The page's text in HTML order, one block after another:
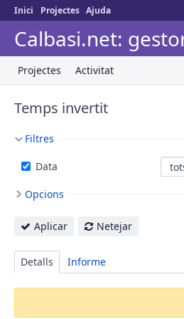
Inici Projectes Ajuda
Calbasi.net:
Projectes Activitat
Temps invertit
Filtres
Data
Opcions
Aplicar Netejar
Detalls Informe